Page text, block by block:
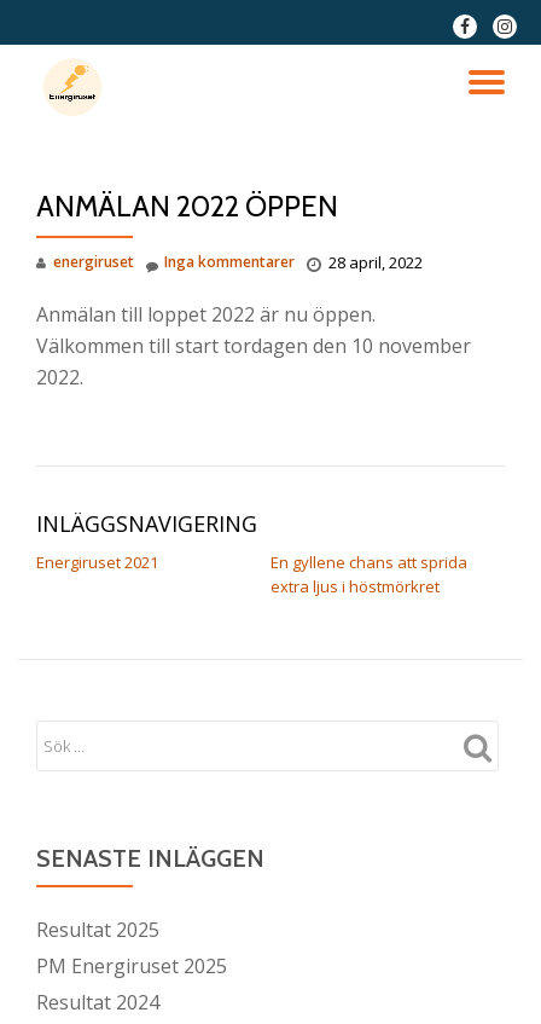
innehåll
fa-
facebook
fa-
ANMÄLAN 2022 ÖPPEN
energiruset 28 april, 2022
Inga kommentarer
Anmälan till loppet 2022 är nu öppen.
Välkommen till start tordagen den 10 november
2022.
INLÄGGSNAVIGERING
Energiruset 2021
En gyllene chans att sprida
extra ljus i höstmörkret
SENASTE INLÄGGEN
Resultat 2025
PM Energiruset 2025
Resultat 2024